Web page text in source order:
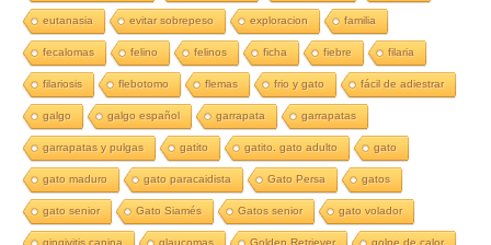
eutanasia evitar sobrepeso exploracion familia
fecalomas felino felinos ficha fiebre filaria
filariosis flebotomo flemas frio y gato fácil de adiestrar
galgo galgo español garrapata garrapatas
garrapatas y pulgas gatito gatito. gato adulto gato
gato maduro gato paracaidista Gato Persa gatos
gato senior Gato Siamés Gatos senior gato volador
gingivitis canina glaucomas Golden Retriever golpe de calor